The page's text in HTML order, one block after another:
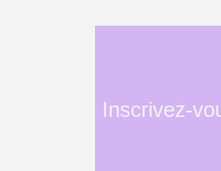
Inscrivez-
Envie de